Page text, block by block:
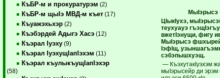
КъБР-м и прокуратурэм (2)
КъБР-м щыIэ МВД-м къет (17)
Къуажэхьхэр (2)
Къэбэрдей Адыгэ Хасэ (12)
Къэрал Iуэху (9)
Къэрал IуэхущIапIэхэм (11)
Къэрал къулыкъущIапIэхэр
(58)
МыIэрысэ
ЦIыкIухэ,
теухуауэ
вжетIэнущи, фигу
МыIэрысэ
IэфIщ,
сэбэпышхуэщ.
— КъэхутакIуэхэм
мыIэрысейр ди эрэм